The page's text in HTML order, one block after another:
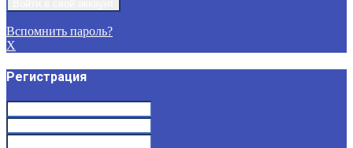
Вспомнить пароль?
X
Регистрация